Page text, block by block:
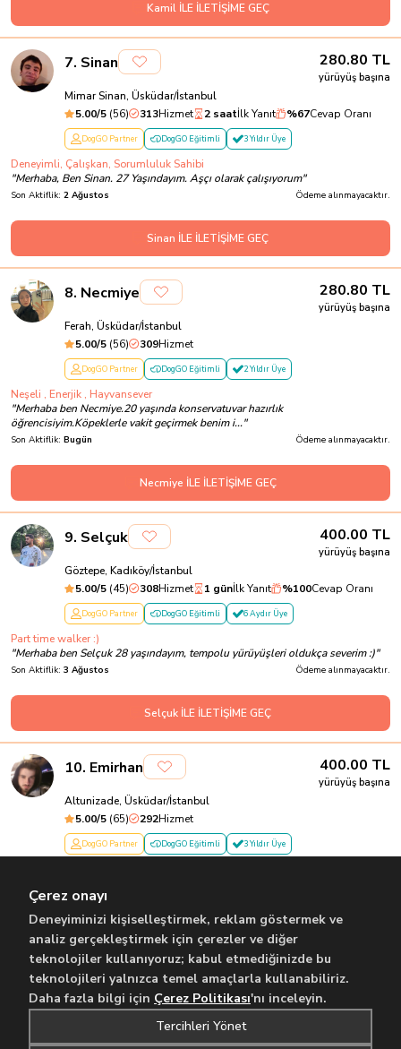
Kamil İLE İLETİŞİME GEÇ
7. Sinan 280.80 TL
yürüyüş başına
Mimar Sinan, Üsküdar/İstanbul
5.00/5 (56) 313Hizmet 2 saatİlk Yanıt %67Cevap Oranı
DogGO Partner DogGO Eğitimli 3 Yıldır Üye
Deneyimli, Çalışkan, Sorumluluk Sahibi
"Merhaba, Ben Sinan. 27 Yaşındayım. Aşçı olarak çalışıyorum"
Son Aktiflik: 2 Ağustos Ödeme alınmayacaktır.
Sinan İLE İLETİŞİME GEÇ
8. Necmiye 280.80 TL
yürüyüş başına
Ferah, Üsküdar/İstanbul
5.00/5 (56) 309Hizmet
DogGO Partner DogGO Eğitimli 2 Yıldır Üye
Neşeli , Enerjik , Hayvansever
"Merhaba ben Necmiye.20 yaşında konservatuvar hazırlık
öğrencisiyim.Köpeklerle vakit geçirmek benim i..."
Son Aktiflik: Bugün Ödeme alınmayacaktır.
Necmiye İLE İLETİŞİME GEÇ
9. Selçuk 400.00 TL
yürüyüş başına
Göztepe, Kadıköy/İstanbul
5.00/5 (45) 308Hizmet 1 günİlk Yanıt %100Cevap Oranı
DogGO Partner DogGO Eğitimli 6 Aydır Üye
Part time walker :)
"Merhaba ben Selçuk 28 yaşındayım, tempolu yürüyüşleri oldukça severim :)"
Son Aktiflik: 3 Ağustos Ödeme alınmayacaktır.
Selçuk İLE İLETİŞİME GEÇ
10. Emirhan 400.00 TL
yürüyüş başına
Altunizade, Üsküdar/İstanbul
5.00/5 (65) 292Hizmet
DogGO Partner DogGO Eğitimli 3 Yıldır Üye
Otomasyon Bölümü mezunuyum. Ay...
Son Aktiflik: Dün Ödeme alınmayacaktır.
Emirhan İLE İLETİŞİME GEÇ
2 ... 100
Çerez onayı
Deneyiminizi kişiselleştirmek, reklam göstermek ve
analiz gerçekleştirmek için çerezler ve diğer
teknolojiler kullanıyoruz; kabul etmediğinizde bu
teknolojileri yalnızca temel amaçlarla kullanabiliriz.
Daha fazla bilgi için Çerez Politikası'nı inceleyin.
Tercihleri Yönet